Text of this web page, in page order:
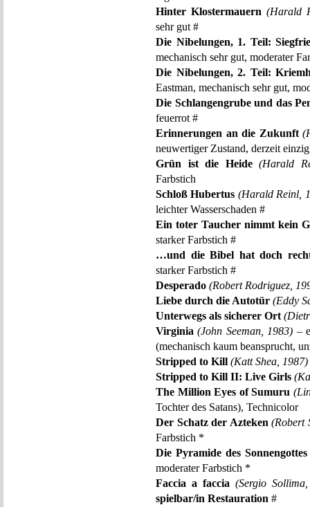
Hinter Klostermauern (Harald
sehr gut #
Die Nibelungen, 1. Teil:
mechanisch sehr gut, moderater
Die Nibelungen, 2. Teil:
Eastman, mechanisch sehr gut,
Die Schlangengrube und das
feuerrot #
Erinnerungen an die Zukunft
neuwertiger Zustand, derzeit
Grün ist die Heide (Harald
Farbstich
Schloß Hubertus (Harald Reinl,
leichter Wasserschaden #
Ein toter Taucher nimmt kein
starker Farbstich #
…und die Bibel hat doch
starker Farbstich #
Desperado (Robert Rodriguez,
Liebe durch die Autotür (Eddy
Unterwegs als sicherer Ort
Virginia (John Seeman, 1983) –
(mechanisch kaum beansprucht,
Stripped to Kill (Katt Shea, 1987)
Stripped to Kill II: Live Girls
The Million Eyes of Sumuru
Tochter des Satans), Technicolor
Der Schatz der Azteken (Robert
Farbstich *
Die Pyramide des Sonnengottes
moderater Farbstich *
Faccia a faccia (Sergio
spielbar/in Restauration #